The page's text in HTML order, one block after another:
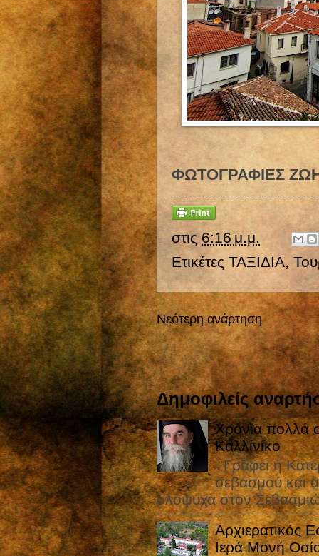
ΦΩΤΟΓΡΑΦΙΕΣ
στις 6:16 μ.μ.
Ετικέτες ΤΑΞΙΔΙΑ,
Νεότερη ανάρτηση
Δημοφιλείς
Χρόνια πολλά
Καλλίνικο
Γράφει η
σεβασμού και
ολόψυχα στον
Αρχιερατικός
Ιερά Μονή